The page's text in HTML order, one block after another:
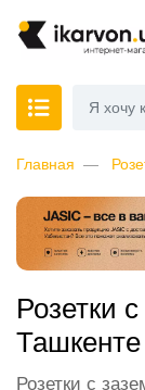
Главная
Розетки
Розетки с